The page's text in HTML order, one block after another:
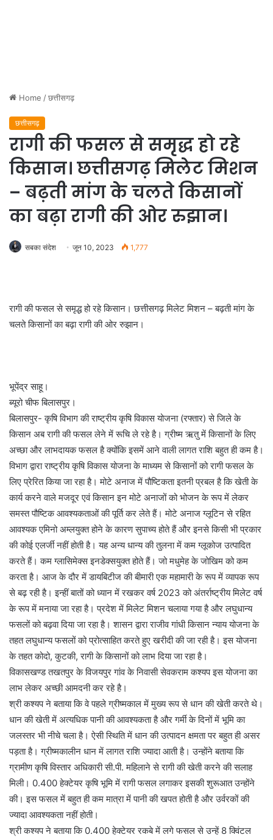
Home /छत्तीसगढ़
छत्तीसगढ़
रागी की फसल से समृद्ध हो रहे
किसान। छत्तीसगढ़ मिलेट मिशन
– बढ़ती मांग के चलते किसानों
का बढ़ा रागी की ओर रुझान।
सबका संदेश जून 10, 2023 1,777
रागी की फसल से समृद्ध हो रहे किसान। छत्तीसगढ़ मिलेट मिशन – बढ़ती मांग के
चलते किसानों का बढ़ा रागी की ओर रुझान।
भूपेंद्र साहू।
ब्यूरो चीफ बिलासपुर।
बिलासपुर- कृषि विभाग की राष्ट्रीय कृषि विकास योजना (रफ्तार) से जिले के
किसान अब रागी की फसल लेने में रूचि ले रहे है। ग्रीष्म ऋतु में किसानों के लिए
अच्छा और लाभदायक फसल है क्योंकि इसमें आने वाली लागत राशि बहुत ही कम है।
विभाग द्वारा राष्ट्रीय कृषि विकास योजना के माध्यम से किसानों को रागी फसल के
लिए प्रेरित किया जा रहा है। मोटे अनाज में पौष्टिकता इतनी प्रबल है कि खेती के
कार्य करने वाले मजदूर एवं किसान इन मोटे अनाजों को भोजन के रूप में लेकर
समस्त पौष्टिक आवश्यकताओं की पूर्ति कर लेते हैं। मोटे अनाज ग्लूटिन से रहित
आवश्यक एमिनो अम्लयुक्त होने के कारण सुपाच्य होते हैं और इनसे किसी भी प्रकार
की कोई एलर्जी नहीं होती है। यह अन्य धान्य की तुलना में कम ग्लूकोज उत्पादित
करते हैं। कम ग्लासिमेक्स इनडेक्सयुक्त होते हैं। जो मधुमेह के जोखिम को कम
करता है। आज के दौर में डायबिटीज की बीमारी एक महामारी के रूप में व्यापक रूप
से बढ़ रही है। इन्हीं बातों को ध्यान में रखकर वर्ष 2023 को अंतर्राष्ट्रीय मिलेट वर्ष
के रूप में मनाया जा रहा है। प्रदेश में मिलेट मिशन चलाया गया है और लघुधान्य
फसलों को बढ़वा दिया जा रहा है। शासन द्वारा राजीव गांधी किसान न्याय योजना के
तहत लघुधान्य फसलों को प्रोत्साहित करते हुए खरीदी की जा रही है। इस योजना
के तहत कोदो, कुटकी, रागी के किसानों को लाभ दिया जा रहा है।
विकासखण्ड तखतपुर के विजयपुर गांव के निवासी सेवकराम कश्यप इस योजना का
लाभ लेकर अच्छी आमदनी कर रहे है।
श्री कश्यप ने बताया कि वे पहले ग्रीष्मकाल में मुख्य रूप से धान की खेती करते थे।
धान की खेती में अत्यधिक पानी की आवश्यकता है और गर्मी के दिनों में भूमि का
जलस्तर भी नीचे चला है। ऐसी स्थिति में धान की उत्पादन क्षमता पर बहुत ही असर
पड़ता है। ग्रीष्मकालीन धान में लागत राशि ज्यादा आती है। उन्होंने बताया कि
ग्रामीण कृषि विस्तार अधिकारी सी.पी. महिलाने से रागी की खेती करने की सलाह
मिली। 0.400 हेक्टेयर कृषि भूमि में रागी फसल लगाकर इसकी शुरूआत उन्होंने
की। इस फसल में बहुत ही कम मात्रा में पानी की खपत होती है और उर्वरकों की
ज्यादा आवश्यकता नहीं होती।
श्री कश्यप ने बताया कि 0.400 हेक्टेयर रकबे में लगे फसल से उन्हें 8 क्विंटल